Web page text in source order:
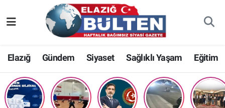
Elazığ Gündem Siyaset Sağlıklı Yaşam Eğitim
Asayiş
Bilim-Teknoloji
Eğitim
Nöbetçi Eczaneler
Hava Durumu
Namaz Vakitleri